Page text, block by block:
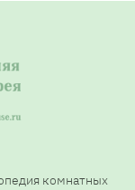
комнатных